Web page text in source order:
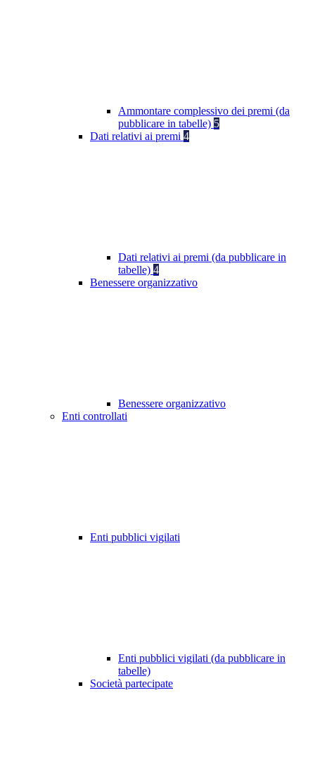
Ammontare complessivo dei premi (da
pubblicare in tabelle) 5
Dati relativi ai premi 4
Dati relativi ai premi (da pubblicare in
tabelle) 4
Benessere organizzativo
Benessere organizzativo
Enti controllati
Enti pubblici vigilati
Enti pubblici vigilati (da pubblicare in
tabelle)
Società partecipate